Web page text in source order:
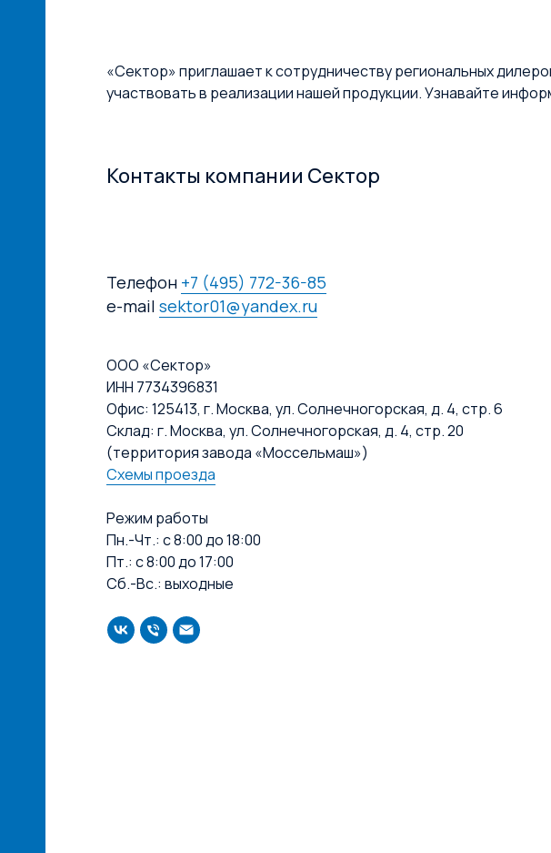
«Сектор» приглашает к сотрудничеству региональных
участвовать в реализации нашей продукции. Узнавайте
Контакты компании Сектор
Телефон +7 (495) 772-36-85
e-mail sektor01@yandex.ru
ООО «Сектор»
ИНН 7734396831
Офис: 125413, г. Москва, ул. Солнечногорская, д. 4, стр. 6
Склад: г. Москва, ул. Солнечногорская, д. 4, стр. 20
(территория завода «Моссельмаш»)
Схемы проезда
Режим работы
Пн.-Чт.: с 8:00 до 18:00
Пт.: с 8:00 до 17:00
Сб.-Вс.: выходные